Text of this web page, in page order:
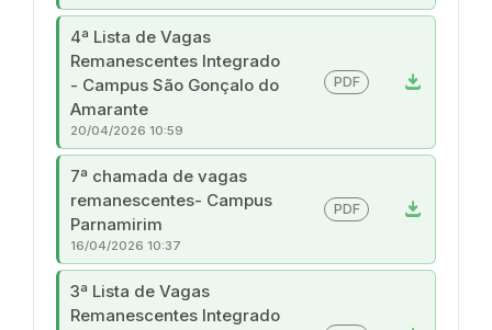
4ª Lista de Vagas
Remanescentes Integrado
- Campus São Gonçalo do
Amarante
download
PDF
20/04/2026 10:59
7ª chamada de vagas
remanescentes- Campus
Parnamirim
download
PDF
16/04/2026 10:37
3ª Lista de Vagas
Remanescentes Integrado